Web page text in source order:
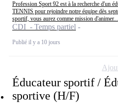
Profession Sport 92 est à la recherche d'un
TENNIS pour rejoindre notre équipe dès
sportif, vous aurez comme mission d'animer...
CDI - Temps partiel
Publié il y a 10 jours
Éducateur sportif /
sportive (H/F)